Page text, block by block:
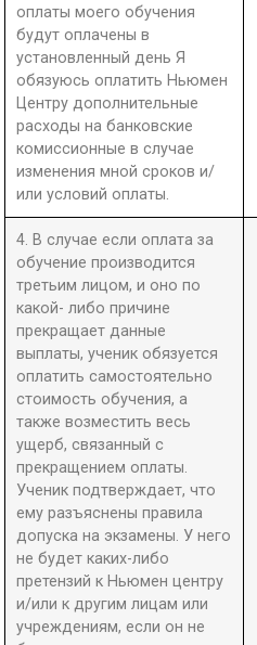
оплаты моего обучения
будут оплачены в
установленный день Я
обязуюсь оплатить Ньюмен
Центру дополнительные
расходы на банковские
комиссионные в случае
изменения мной сроков и/
или условий оплаты.
4. В случае если оплата за
обучение производится
третьим лицом, и оно по
какой- либо причине
прекращает данные
выплаты, ученик обязуется
оплатить самостоятельно
стоимость обучения, а
также возместить весь
ущерб, связанный с
прекращением оплаты.
Ученик подтверждает, что
ему разъяснены правила
допуска на экзамены. У него
не будет каких-либо
претензий к Ньюмен центру
и/или к другим лицам или
учреждениям, если он не